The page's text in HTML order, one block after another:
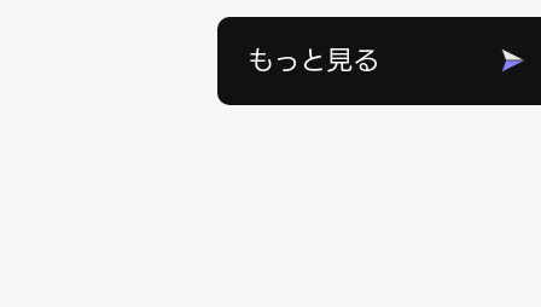
もっと見る